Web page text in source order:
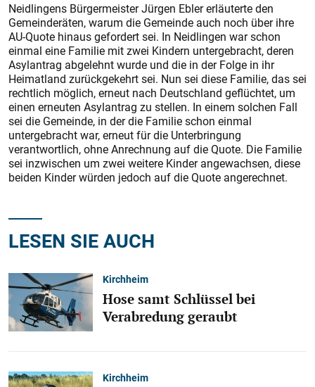
Neidlingens Bürgermeister Jürgen Ebler erläuterte den
Gemeinderäten, warum die Gemeinde auch noch über ihre
AU-Quote hinaus gefordert sei. In Neidlingen war schon
einmal eine Familie mit zwei Kindern untergebracht, deren
Asylantrag abgelehnt wurde und die in der Folge in ihr
Heimatland zurückgekehrt sei. Nun sei diese Familie, das sei
rechtlich möglich, erneut nach Deutschland geflüchtet, um
einen erneuten Asylantrag zu stellen. In einem solchen Fall
sei die Gemeinde, in der die Familie schon einmal
untergebracht war, erneut für die Unterbringung
verantwortlich, ohne Anrechnung auf die Quote. Die Familie
sei inzwischen um zwei weitere Kinder angewachsen, diese
beiden Kinder würden jedoch auf die Quote angerechnet.
LESEN SIE AUCH
Kirchheim
Hose samt Schlüssel bei
Verabredung geraubt
Kirchheim